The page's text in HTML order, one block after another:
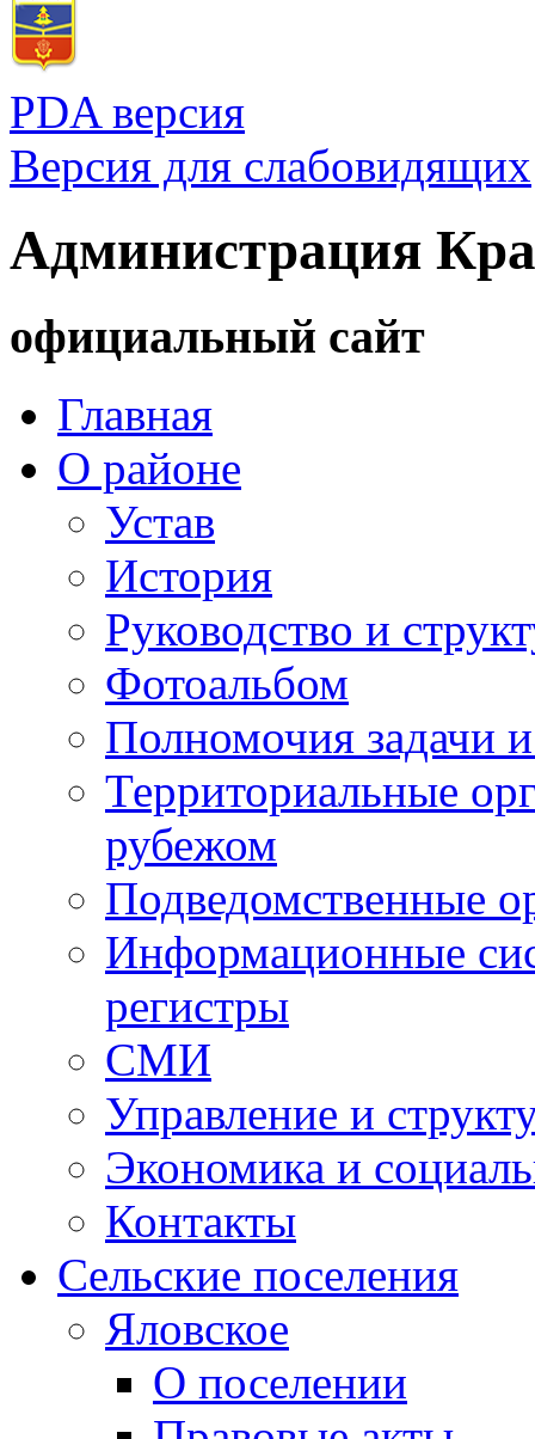
PDA версия
Версия для слабовидящих
Администрация
официальный сайт
Главная
О районе
Устав
История
Руководство и
Фотоальбом
Полномочия задачи
Территориальные
рубежом
Подведомственные
Информационные
регистры
СМИ
Управление и
Экономика и
Контакты
Сельские поселения
Яловское
О поселении